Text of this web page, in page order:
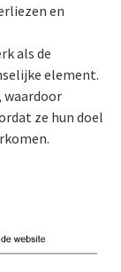
en
als de
element.
waardoor
ze hun doel